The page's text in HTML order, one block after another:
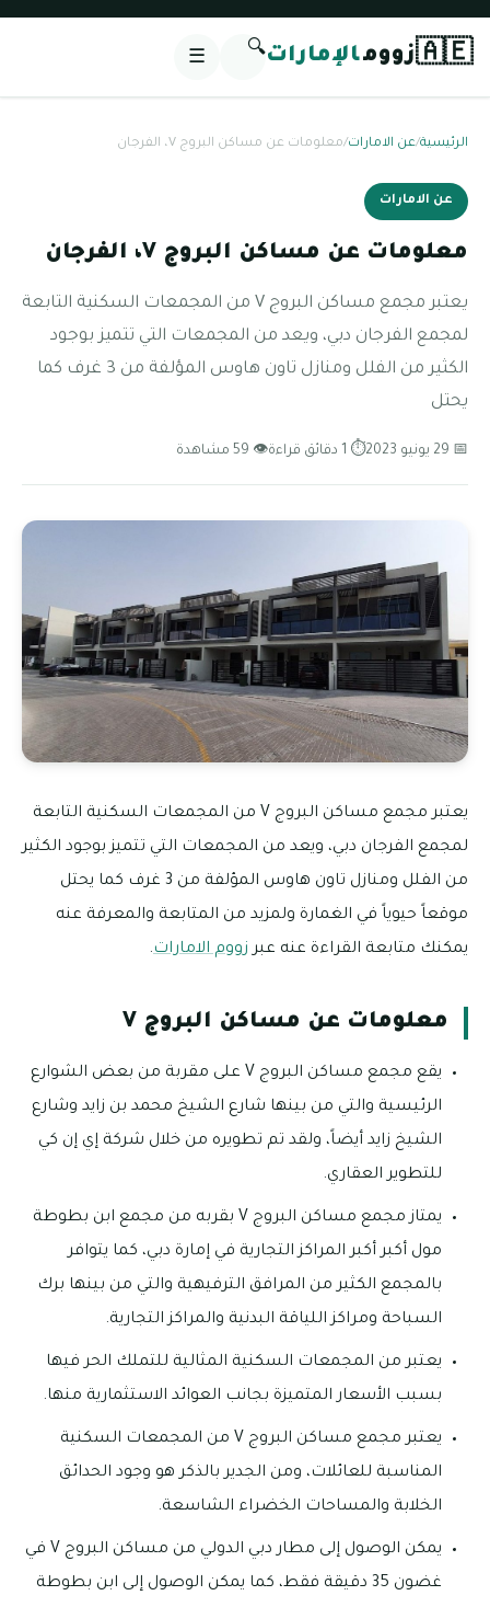
🇦🇪زوومالإمارات🔍
☰
الرئيسية/عن الامارات/معلومات عن مساكن البروج V، الفرجان
عن الامارات
معلومات عن مساكن البروج V، الفرجان
يعتبر مجمع مساكن البروج V من المجمعات السكنية التابعة
لمجمع الفرجان دبي، ويعد من المجمعات التي تتميز بوجود
الكثير من الفلل ومنازل تاون هاوس المؤلفة من 3 غرف كما
يحتل
📅 29 يونيو 2023 ⏱ 1 دقائق قراءة 👁 59 مشاهدة
يعتبر مجمع مساكن البروج V من المجمعات السكنية التابعة
لمجمع الفرجان دبي، ويعد من المجمعات التي تتميز بوجود الكثير
من الفلل ومنازل تاون هاوس المؤلفة من 3 غرف كما يحتل
موقعاً حيوياً في الغمارة ولمزيد من المتابعة والمعرفة عنه
يمكنك متابعة القراءة عنه عبر زووم الامارات.
معلومات عن مساكن البروج V
يقع مجمع مساكن البروج V على مقربة من بعض الشوارع
الرئيسية والتي من بينها شارع الشيخ محمد بن زايد وشارع
الشيخ زايد أيضاً، ولقد تم تطويره من خلال شركة إي إن كي
للتطوير العقاري.
يمتاز مجمع مساكن البروج V بقربه من مجمع ابن بطوطة
مول أكبر أكبر المراكز التجارية في إمارة دبي، كما يتوافر
بالمجمع الكثير من المرافق الترفيهية والتي من بينها برك
السباحة ومراكز اللياقة البدنية والمراكز التجارية.
يعتبر من المجمعات السكنية المثالية للتملك الحر فيها
بسبب الأسعار المتميزة بجانب العوائد الاستثمارية منها.
يعتبر مجمع مساكن البروج V من المجمعات السكنية
المناسبة للعائلات، ومن الجدير بالذكر هو وجود الحدائق
الخلابة والمساحات الخضراء الشاسعة.
يمكن الوصول إلى مطار دبي الدولي من مساكن البروج V في
غضون 35 دقيقة فقط، كما يمكن الوصول إلى ابن بطوطة